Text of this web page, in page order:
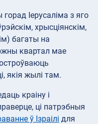
Іерусаліма з яго
хрысціянскім,
багаты на
квартал мае
якія жылі там.
краіну і
ці патрэбныя
ў Ізраілі для